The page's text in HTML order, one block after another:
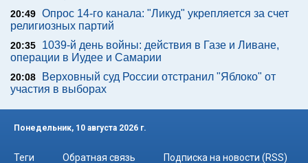
20:49 Опрос 14-го канала: "Ликуд" укрепляется за счет
религиозных партий
20:35
1039-й день войны: действия в Газе и Ливане,
операции в Иудее и Самарии
20:08
Верховный суд России отстранил "Яблоко" от
участия в выборах
Понедельник, 10 августа 2026 г.
Теги Обратная связь Подписка на новости (RSS)